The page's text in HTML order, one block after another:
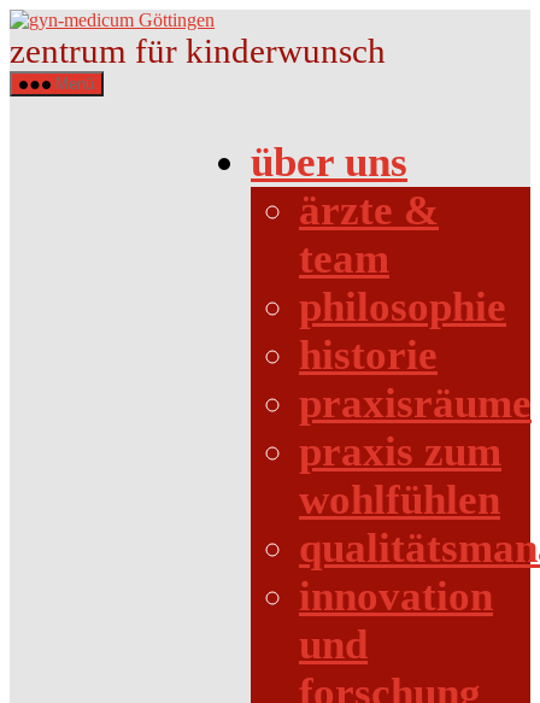
Direkt
Inhalt
wechseln
medicum
Göttingen
zentrum für kinderwunsch
Menü
über uns
ärzte &
team
philosophie
historie
praxisräume
praxis zum
wohlfühlen
innovation
und
forschung